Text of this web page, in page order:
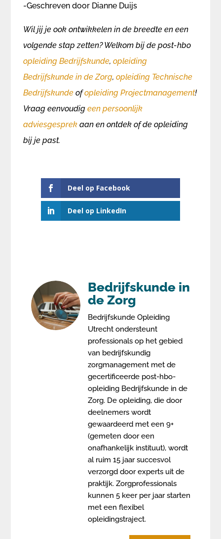
-Geschreven door Dianne Duijs
Wil jij je ook ontwikkelen in de breedte en een
volgende stap zetten? Welkom bij de post-hbo
opleiding Bedrijfskunde,opleiding
Bedrijfskunde in de Zorg,opleiding Technische
Bedrijfskunde ofopleiding Projectmanagement!
Vraag eenvoudigeen persoonlijk
adviesgesprek aan en ontdek of de opleiding
bij je past.
Deel op Facebook
Deel op LinkedIn
Bedrijfskunde in
de Zorg
Bedrijfskunde Opleiding
Utrecht ondersteunt
professionals op het gebied
van bedrijfskundig
zorgmanagement met de
gecertificeerde post-hbo-
opleiding Bedrijfskunde in de
Zorg. De opleiding, die door
deelnemers wordt
gewaardeerd met een 9+
(gemeten door een
onafhankelijk instituut), wordt
al ruim 15 jaar succesvol
verzorgd door experts uit de
praktijk. Zorgprofessionals
kunnen 5 keer per jaar starten
met een flexibel
opleidingstraject.